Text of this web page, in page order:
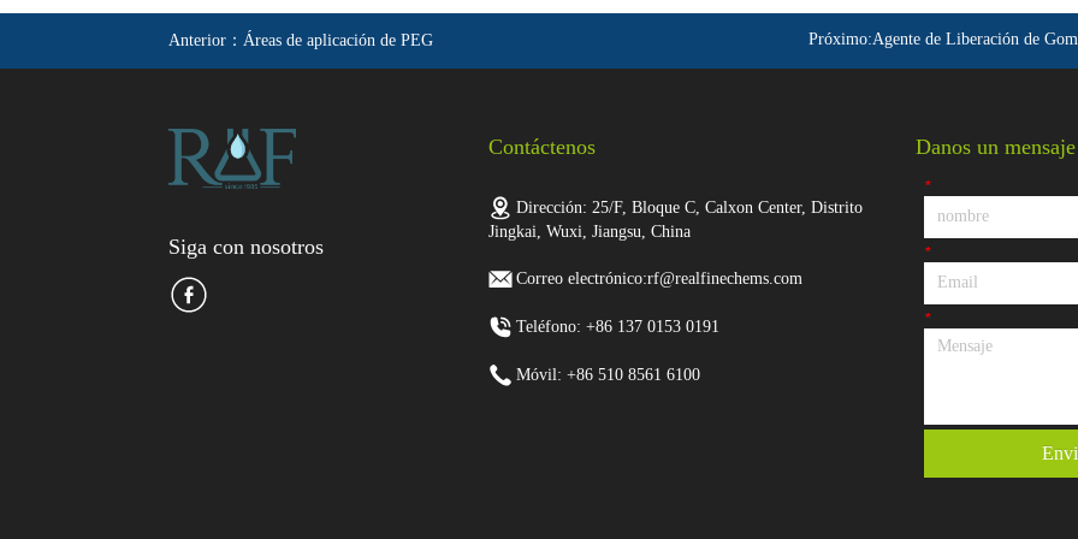
Anterior： Áreas de aplicación de PEG Próximo:Agente de Liberación de
Siga con nosotros
Contáctenos
Dirección: 25/F, Bloque C, Calxon Center, Distrito
Jingkai, Wuxi, Jiangsu, China
Correo electrónico:rf@realfinechems.com
Teléfono: +86 137 0153 0191
Móvil: +86 510 8561 6100
Danos un mensaje
*
*
*